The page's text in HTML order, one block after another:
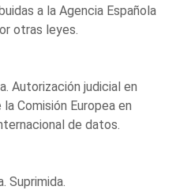
a la Agencia Española
otras leyes.
Autorización judicial en
Comisión Europea en
de datos.
Suprimida.